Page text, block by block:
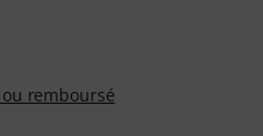
remboursé